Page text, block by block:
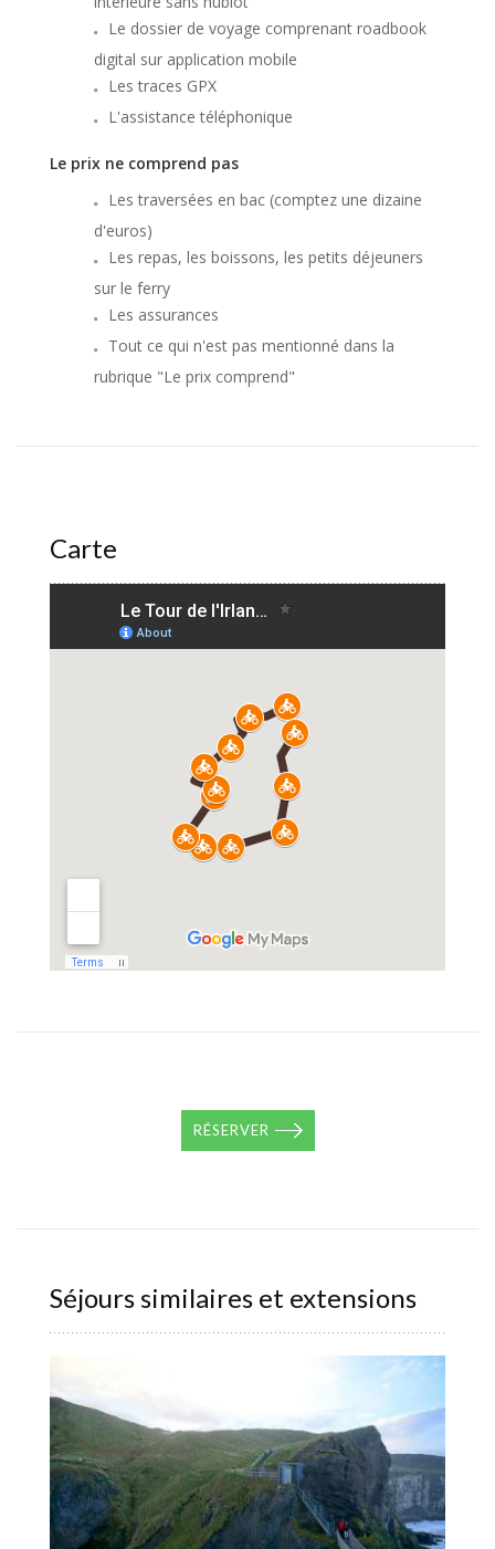
Le dossier de voyage comprenant roadbook
digital sur application mobile
Les traces GPX
L'assistance téléphonique
Le prix ne comprend pas
Les traversées en bac (comptez une dizaine
d'euros)
Les repas, les boissons, les petits déjeuners
sur le ferry
Les assurances
Tout ce qui n'est pas mentionné dans la
rubrique "Le prix comprend"
Carte
RÉSERVER
Séjours similaires et extensions